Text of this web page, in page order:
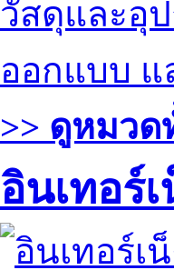
วัสดุและอุ
ออกแบบ แ
>> ดูหมวด
อินเทอร์